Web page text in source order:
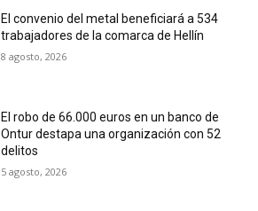
El convenio del metal beneficiará a 534
trabajadores de la comarca de Hellín
8 agosto, 2026
El robo de 66.000 euros en un banco de
Ontur destapa una organización con 52
delitos
5 agosto, 2026